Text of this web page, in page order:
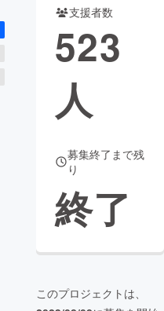
支援者数
523
人
募集終了まで残
り
終了
このプロジェクトは、